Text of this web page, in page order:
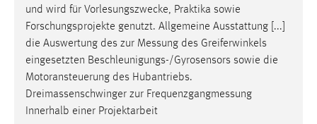
und wird für Vorlesungszwecke, Praktika sowie
Forschungsprojekte genutzt. Allgemeine Ausstattung [...]
die Auswertung des zur Messung des Greiferwinkels
eingesetzten Beschleunigungs-/Gyrosensors sowie die
Motoransteuerung des Hubantriebs.
Dreimassenschwinger zur Frequenzgangmessung
Innerhalb einer Projektarbeit